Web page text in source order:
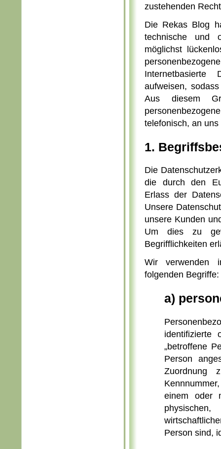
zustehenden
Die Rekas Blog
technische und
möglichst
Internetbasierte
aufweisen,
Aus diesem
telefonisch, an
1.
Die
die durch den
Erlass der
Unsere
unsere Kunden
Um dies zu
Begrifflichkeiten
Wir verwenden
folgenden Begriffe:
a)
identifizierte
„betroffene
Person
Zuordnung
einem oder
Person sind,